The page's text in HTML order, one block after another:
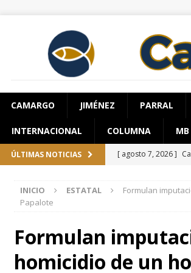
CAMARGO JIMÉNEZ PARRAL
INTERNACIONAL COLUMNA MB
ÚLTIMAS NOTICIAS [ agosto 7, 2026 ]
[ agosto 6, 2026 ]
[ agosto 6, 2026 ]
[ agosto 6, 2026 ]
INICIO ESTATAL
Formulan
Papalote
Formulan
homicidio de un